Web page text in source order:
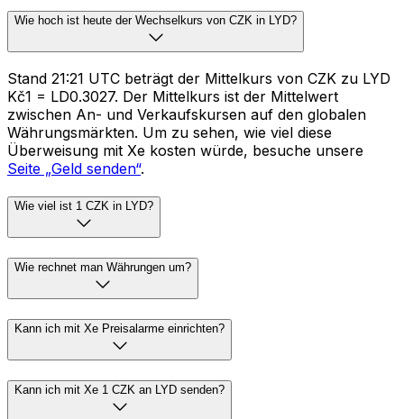
Wie hoch ist heute der Wechselkurs von CZK in LYD?
Stand 21:21 UTC beträgt der Mittelkurs von CZK zu LYD
Kč1 = LD0.3027. Der Mittelkurs ist der Mittelwert
zwischen An- und Verkaufskursen auf den globalen
Währungsmärkten. Um zu sehen, wie viel diese
Überweisung mit Xe kosten würde, besuche unsere
Seite „Geld senden“.
Wie viel ist 1 CZK in LYD?
Wie rechnet man Währungen um?
Kann ich mit Xe Preisalarme einrichten?
Kann ich mit Xe 1 CZK an LYD senden?